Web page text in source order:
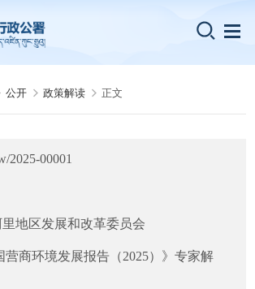
公开 政策解读 正文
2025-00001
里地区发展和改革委员会
营商环境发展报告（2025）》专家解